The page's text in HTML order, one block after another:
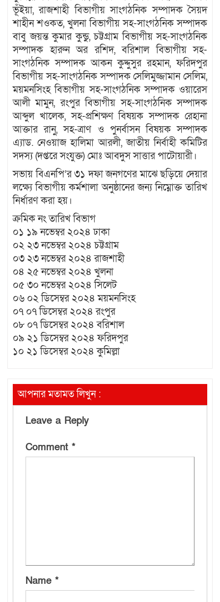
ভূঁইয়া, রাজশাহী বিভাগীয় সাংগঠনিক সম্পাদক সৈয়দ
শাহীন শওকত, খুলনা বিভাগীয় সহ-সাংগঠনিক সম্পাদক
বাবু জয়ন্ত কুমার কুন্ডু, চট্টগ্রাম বিভাগীয় সহ-সাংগঠনিক
সম্পাদক হারুন অর রশিদ, বরিশাল বিভাগীয় সহ-
সাংগঠনিক সম্পাদক আকন কুদ্দুসুর রহমান, ফরিদপুর
বিভাগীয় সহ-সাংগঠনিক সম্পাদক সেলিমুজ্জামান সেলিম,
ময়মনসিংহ বিভাগীয় সহ-সাংগঠনিক সম্পাদক ওয়ারেস
আলী মামুন, রংপুর বিভাগীয় সহ-সাংগঠনিক সম্পাদক
আব্দুল খালেক, সহ-প্রশিক্ষণ বিষয়ক সম্পাদক রেহানা
আক্তার রানু, সহ-ত্রাণ ও পুনর্বাসন বিষয়ক সম্পাদক
এ্যাড. নেওয়াজ হালিমা আরলী, জাতীয় নির্বাহী কমিটির
সদস্য (দপ্তরে সংযুক্ত) মোঃ আবদুস সাত্তার পাটোয়ারী।
সভায় বিএনপি’র ৩১ দফা জনগণের মাঝে ছড়িয়ে দেয়ার
লক্ষ্যে বিভাগীয় কর্মশালা অনুষ্ঠানের জন্য নিম্নোক্ত তারিখ
নির্ধারণ করা হয়।
ক্রমিক নং তারিখ বিভাগ
০১ ১৯ নভেম্বর ২০২৪ ঢাকা
০২ ২৩ নভেম্বর ২০২৪ চট্টগ্রাম
০৩ ২৩ নভেম্বর ২০২৪ রাজশাহী
০৪ ২৫ নভেম্বর ২০২৪ খুলনা
০৫ ৩০ নভেম্বর ২০২৪ সিলেট
০৬ ০২ ডিসেম্বর ২০২৪ ময়মনসিংহ
০৭ ০৭ ডিসেম্বর ২০২৪ রংপুর
০৮ ০৭ ডিসেম্বর ২০২৪ বরিশাল
০৯ ২১ ডিসেম্বর ২০২৪ ফরিদপুর
১০ ২১ ডিসেম্বর ২০২৪ কুমিল্লা
আপনার মতামত লিখুন :
Leave a Reply
Comment *
Name *